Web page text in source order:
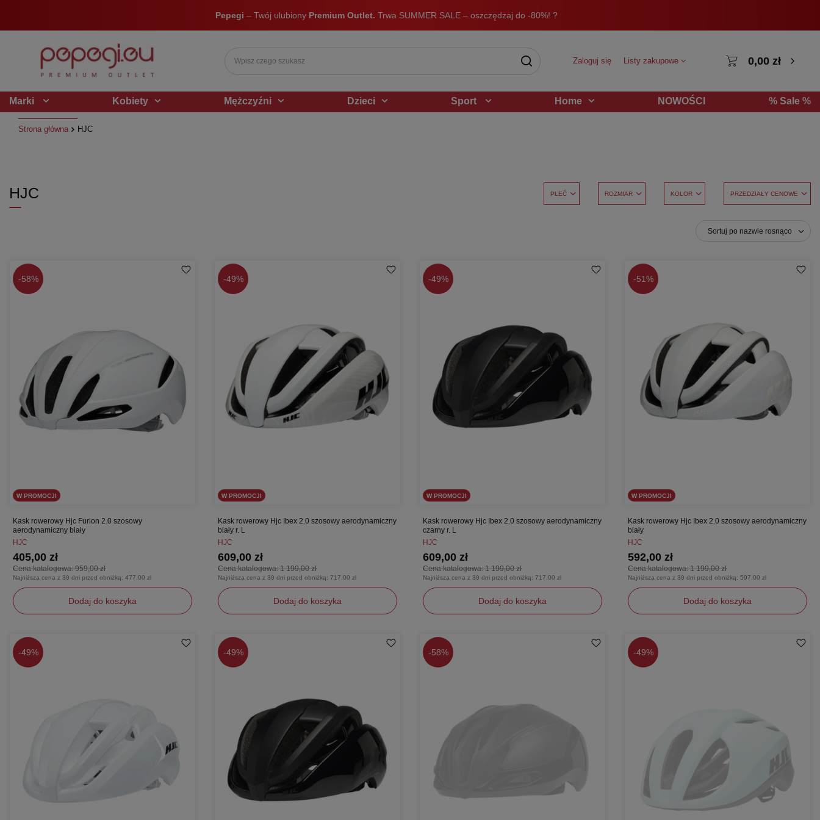
Pepegi – Twój ulubiony Premium Outlet. Trwa SUMMER SALE – oszczędzaj do -80%! ?
Zaloguj się Listy zakupowe 0,00 zł
Marki Kobiety Mężczyźni Dzieci Sport Home NOWOŚCI % Sale %
Strona główna HJC
HJC PŁEĆ ROZMIAR KOLOR PRZEDZIAŁY CENOWE
Sortuj po nazwie rosnąco
-58%
W PROMOCJI
Kask rowerowy Hjc Furion 2.0 szosowy
aerodynamiczny biały
HJC
Cena katalogowa:959,00 zł
405,00 zł
Najniższa cena z 30 dni przed obniżką: 477,00 zł
Dodaj do koszyka
L
-49%
W PROMOCJI
Kask rowerowy Hjc Ibex 2.0 szosowy aerodynamiczny
biały r. L
HJC
Cena katalogowa:1 199,00 zł
609,00 zł
Najniższa cena z 30 dni przed obniżką: 717,00 zł
Dodaj do koszyka
L
-49%
W PROMOCJI
Kask rowerowy Hjc Ibex 2.0 szosowy aerodynamiczny
czarny r. L
HJC
Cena katalogowa:1 199,00 zł
609,00 zł
Najniższa cena z 30 dni przed obniżką: 717,00 zł
Dodaj do koszyka
L
-51%
W PROMOCJI
Kask rowerowy Hjc Ibex 2.0 szosowy aerodynamiczny
biały
HJC
Cena katalogowa:1 199,00 zł
592,00 zł
Najniższa cena z 30 dni przed obniżką: 597,00 zł
Dodaj do koszyka
L
M
-49% -49% -58% -49%